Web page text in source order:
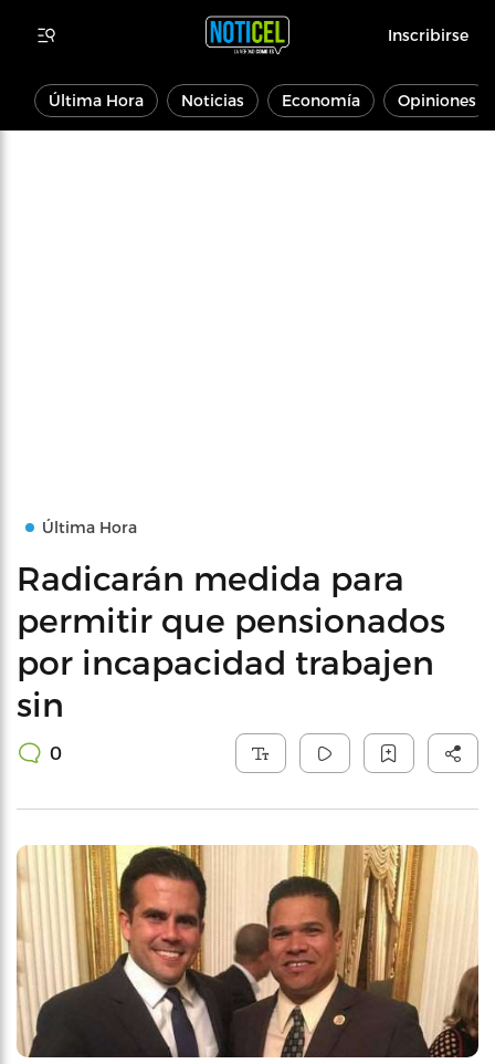
Inscribirse
Última Hora Noticias Economía Opiniones
Última Hora
Radicarán medida para
permitir que pensionados
por incapacidad trabajen
sin
0